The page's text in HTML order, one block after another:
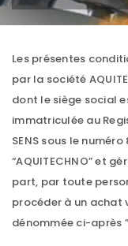
Les présentes
par la société
dont le siège social
immatriculée au
SENS sous le
“AQUITECHNO” et
part, par toute
procéder à un achat
dénommée ci-après